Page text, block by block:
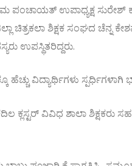
ಪಂಚಾಯತ್ ಉಪಾಧ್ಯಕ್ಷ ಸುರೇಶ್
ಚಿತ್ರಕಲಾ ಶಿಕ್ಷಕ ಸಂಘದ ಚೆನ್ನ
ಉಪಸ್ಥಿತರಿದ್ದರು.
ಹೆಚ್ಚು ವಿದ್ಯಾರ್ಥಿಗಳು
ಕ್ಲಸ್ಟರ್ ವಿವಿಧ ಶಾಲಾ